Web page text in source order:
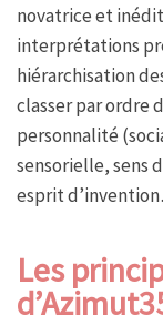
novatrice et
interprétations
hiérarchisation
classer par ordre
personnalité
sensorielle, sens
esprit
Les